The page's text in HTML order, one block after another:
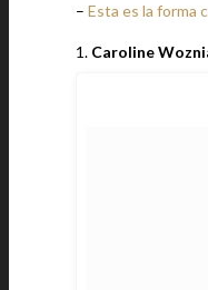
– Esta es la forma
1. Caroline